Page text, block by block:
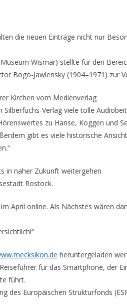
die neuen Einträge nicht nur
Wismar) stellte für den
Bogo-Jawlensky (1904–1971) zur
Kirchen vom Medienverlag
Silberfuchs-Verlag viele tolle
zu Hanse, Koggen und
gibt es viele historische
in naher Zukunft weitergehen.
Rostock.
April online. Als Nächstes wären
heruntergeladen
für das Smartphone, der
führt.
des Europäischen Strukturfonds